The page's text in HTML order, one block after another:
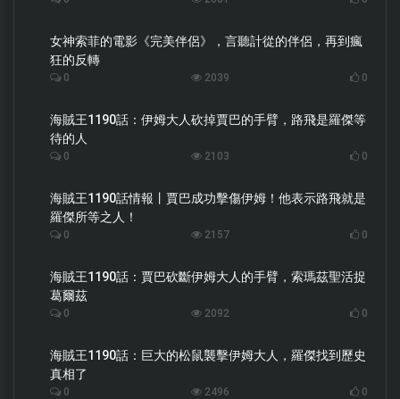
女神索菲的電影《完美伴侶》，言聽計從的伴侶，再到瘋
狂的反轉
0 2039 0
海賊王1190話：伊姆大人砍掉賈巴的手臂，路飛是羅傑等
待的人
0 2103 0
海賊王1190話情報丨賈巴成功擊傷伊姆！他表示路飛就是
羅傑所等之人！
0 2157 0
海賊王1190話：賈巴砍斷伊姆大人的手臂，索瑪茲聖活捉
葛爾茲
0 2092 0
海賊王1190話：巨大的松鼠襲擊伊姆大人，羅傑找到歷史
真相了
0 2496 0